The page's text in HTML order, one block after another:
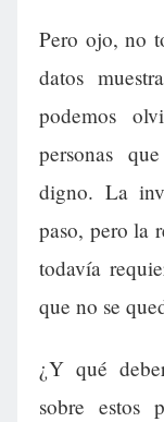
Pero ojo, no
datos
podemos
personas
digno. La
paso, pero la
todavía
que no se
¿Y qué
sobre estos